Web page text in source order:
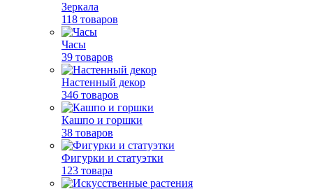
Зеркала
118 товаров
Часы
39 товаров
Настенный декор
346 товаров
Кашпо и горшки
38 товаров
Фигурки и статуэтки
123 товара